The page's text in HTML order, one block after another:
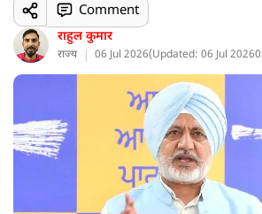
राहुल कुमार
राज्य 06 Jul 2026(Updated: 06 Jul 2026
Comment